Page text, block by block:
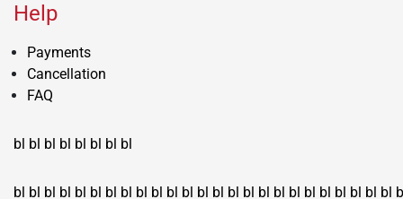
Help
Payments
Cancellation
FAQ
bl bl bl bl bl bl bl bl
bl bl bl bl bl bl bl bl bl bl bl bl bl bl bl bl bl bl bl bl bl bl bl bl bl